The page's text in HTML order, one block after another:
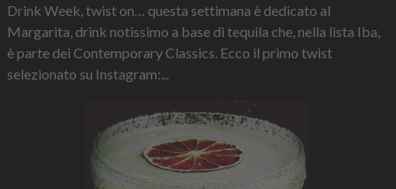
Drink Week, twist on… questa settimana è dedicato al
Margarita, drink notissimo a base di tequila che, nella lista Iba,
è parte dei Contemporary Classics. Ecco il primo twist
selezionato su Instagram:...